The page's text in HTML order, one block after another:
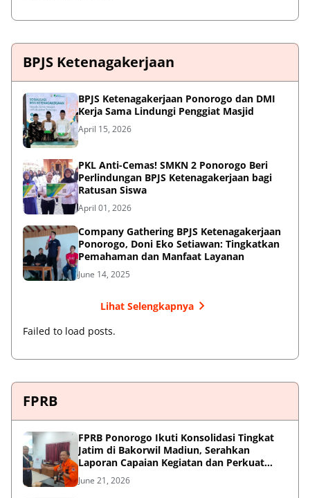
BPJS Ketenagakerjaan
BPJS Ketenagakerjaan Ponorogo dan DMI
Kerja Sama Lindungi Penggiat Masjid
April 15, 2026
PKL Anti-Cemas! SMKN 2 Ponorogo Beri
Perlindungan BPJS Ketenagakerjaan bagi
Ratusan Siswa
April 01, 2026
Company Gathering BPJS Ketenagakerjaan
Ponorogo, Doni Eko Setiawan: Tingkatkan
Pemahaman dan Manfaat Layanan
June 14, 2025
Lihat Selengkapnya
Failed to load posts.
FPRB
FPRB Ponorogo Ikuti Konsolidasi Tingkat
Jatim di Bakorwil Madiun, Serahkan
Laporan Capaian Kegiatan dan Perkuat
Sinergi Pentahelix
June 21, 2026